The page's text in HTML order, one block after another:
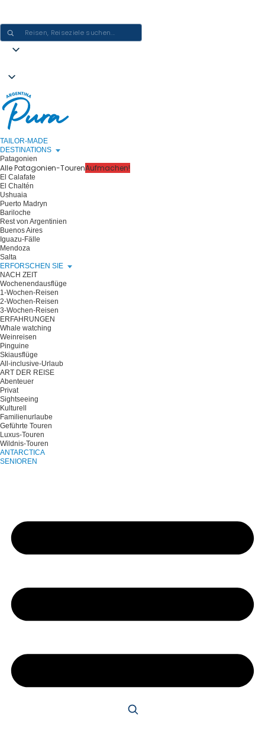
TAILOR-MADE
DESTINATIONS
Patagonien
Alle Patagonien-TourenAufmachen!
El Calafate
El Chaltén
Ushuaia
Puerto Madryn
Bariloche
Rest von Argentinien
Buenos Aires
Iguazu-Fälle
Mendoza
Salta
ERFORSCHEN SIE
NACH ZEIT
Wochenendausflüge
1-Wochen-Reisen
2-Wochen-Reisen
3-Wochen-Reisen
ERFAHRUNGEN
Whale watching
Weinreisen
Pinguine
Skiausflüge
All-inclusive-Urlaub
ART DER REISE
Abenteuer
Privat
Sightseeing
Kulturell
Familienurlaube
Geführte Touren
Luxus-Touren
Wildnis-Touren
ANTARCTICA
SENIOREN